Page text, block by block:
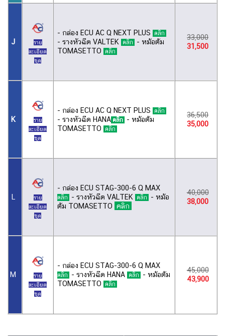
J
ราย
ละเอียด
ชุด
- กล่อง ECU AC Q NEXT PLUS คลิก
- รางหัวฉีด VALTEK คลิก
- หม้อต้ม
TOMASETTO คลิก
33,000
31,500
K
ราย
ละเอียด
ชุด
- กล่อง ECU AC Q NEXT PLUS คลิก
- รางหัวฉีด HANA คลิก - หม้อต้ม
TOMASETTO คลิก
36,500
35,000
L
ราย
ละเอียด
ชุด
- กล่อง ECU STAG-300-6 Q MAX
คลิก - รางหัวฉีด VALTEK คลิก
- หม้อ
ต้ม TOMASETTO คลิก
40,000
38,000
M
ราย
ละเอียด
ชุด
- กล่อง ECU STAG-300-6 Q MAX
คลิก - รางหัวฉีด HANA คลิก
- หม้อต้ม
TOMASETTO คลิก
45,000
43,900